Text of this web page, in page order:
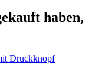
haben,